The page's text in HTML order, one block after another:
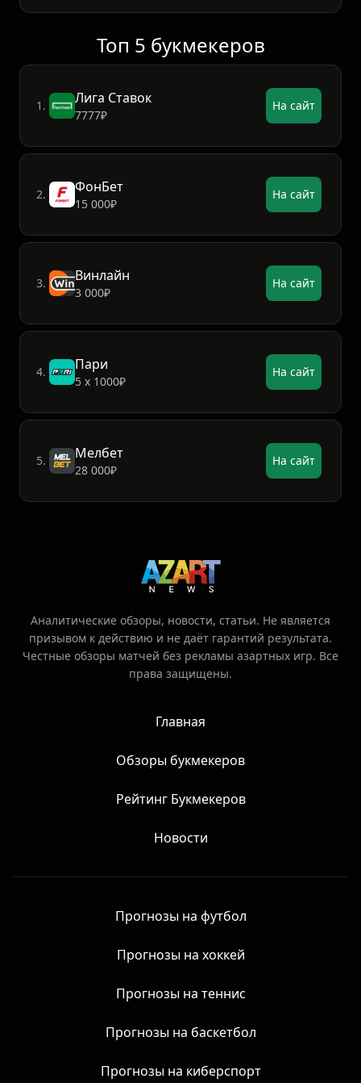
Топ 5 букмекеров
1. Лига Ставок
7777₽
На сайт
2. ФонБет
15 000₽
На сайт
3. Винлайн
3 000₽
На сайт
4. Пари
5 х 1000₽
На сайт
5. Мелбет
28 000₽
На сайт
Аналитические обзоры, новости, статьи. Не является
призывом к действию и не даёт гарантий результата.
Честные обзоры матчей без рекламы азартных игр. Все
права защищены.
Главная
Обзоры букмекеров
Рейтинг Букмекеров
Новости
Прогнозы на футбол
Прогнозы на хоккей
Прогнозы на теннис
Прогнозы на баскетбол
Прогнозы на киберспорт